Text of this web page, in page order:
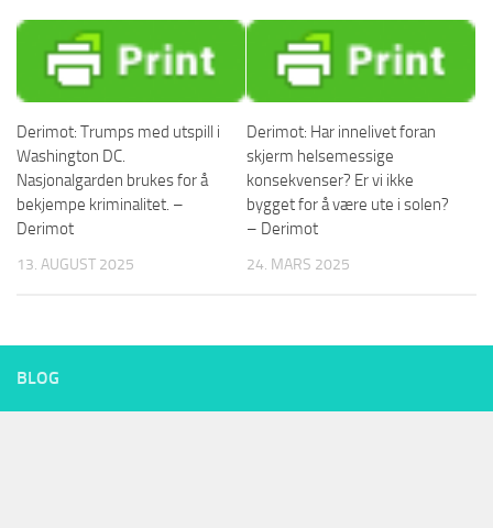
Derimot: Trumps med utspill i
Washington DC.
Nasjonalgarden brukes for å
bekjempe kriminalitet. –
Derimot
13. AUGUST 2025
Derimot: Har innelivet foran
skjerm helsemessige
konsekvenser? Er vi ikke
bygget for å være ute i solen?
– Derimot
24. MARS 2025
BLOG